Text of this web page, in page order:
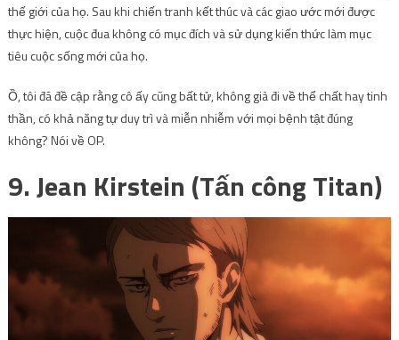
thế giới của họ. Sau khi chiến tranh kết thúc và các giao ước mới được
thực hiện, cuộc đua không có mục đích và sử dụng kiến ​​thức làm mục
tiêu cuộc sống mới của họ.
Ồ, tôi đã đề cập rằng cô ấy cũng bất tử, không già đi về thể chất hay tinh
thần, có khả năng tự duy trì và miễn nhiễm với mọi bệnh tật đúng
không? Nói về OP.
9. Jean Kirstein (Tấn công Titan)